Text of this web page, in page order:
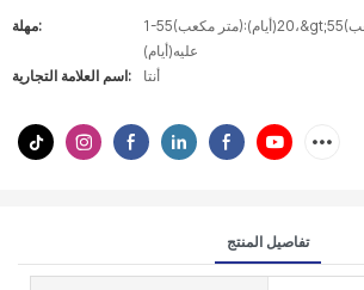
مهلة:
1-55(متر مكعب):20(أيام)،&gt;55(متر مكعب):سيتم التفاوض
عليه(أيام)
اسم العلامة التجارية:
أنتا
تفاصيل المنتج